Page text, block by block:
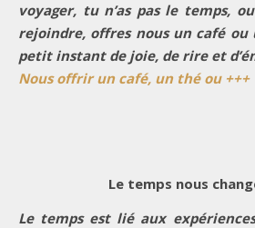
voyager, tu n’as pas le temps,
rejoindre, offres nous un café ou
petit instant de joie, de rire et
Nous offrir un café, un thé ou +++
Le temps nous
Le temps est lié aux